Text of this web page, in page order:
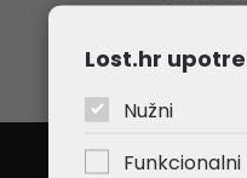
Lost.hr
Nužni
Funkcionalni